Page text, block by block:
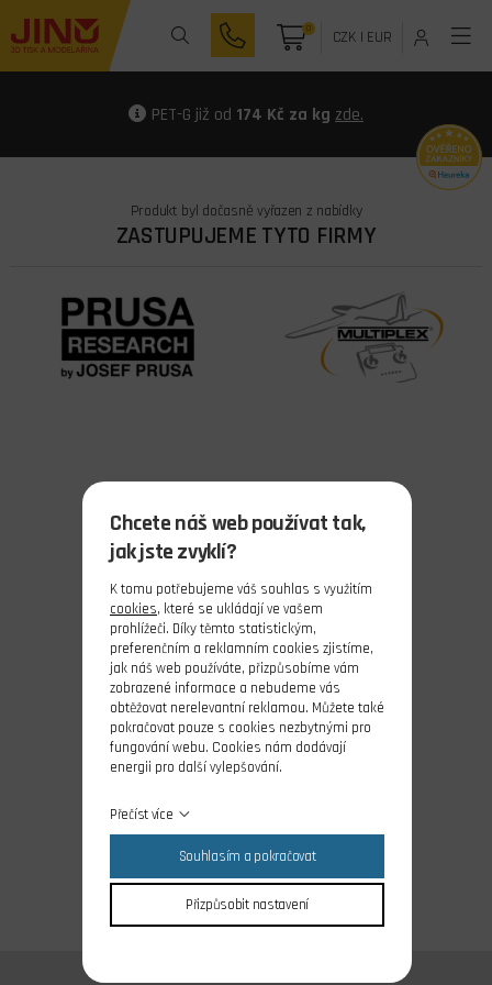
0 CZK| EUR
PET-G již od 174 Kč za kg zde.
Produkt byl dočasně vyřazen z nabídky
ZASTUPUJEME TYTO FIRMY
Chcete náš web používat tak,
jak jste zvyklí?
K tomu potřebujeme váš souhlas s využitím
cookies, které se ukládají ve vašem
prohlížeči. Díky těmto statistickým,
preferenčním a reklamním cookies zjistíme,
jak náš web používáte, přizpůsobíme vám
zobrazené informace a nebudeme vás
obtěžovat nerelevantní reklamou. Můžete také
pokračovat pouze s cookies nezbytnými pro
fungování webu. Cookies nám dodávají
energii pro další vylepšování.
Přečíst více
Souhlasím a pokračovat
Přizpůsobit nastavení